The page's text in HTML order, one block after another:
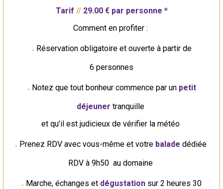
Tarif //29.00 € par personne *
Comment en profiter :
. Réservation obligatoire et ouverte à partir de
6 personnes
. Notez que tout bonheur commence par un petit
déjeuner tranquille
et qu’il est judicieux de vérifier la météo
. Prenez RDV avec vous-même et votre balade dédiée
RDV à 9h50 au domaine
. Marche, échanges et dégustation sur 2 heures 30